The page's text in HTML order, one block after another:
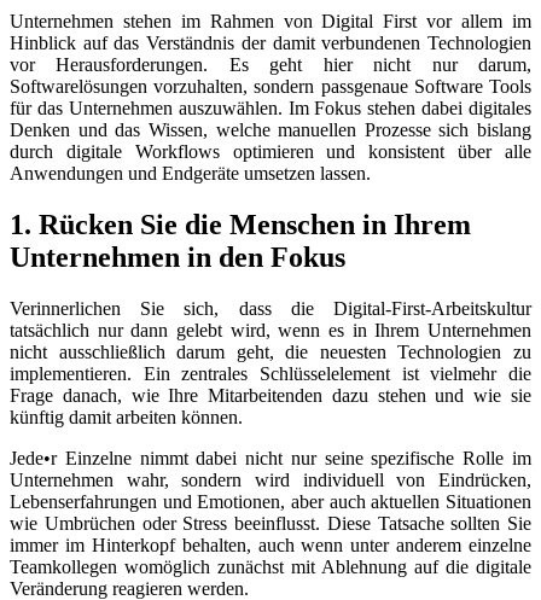
Unternehmen stehen im Rahmen von Digital First vor allem im
Hinblick auf das Verständnis der damit verbundenen Technologien
vor Herausforderungen. Es geht hier nicht nur darum,
Softwarelösungen vorzuhalten, sondern passgenaue Software Tools
für das Unternehmen auszuwählen. Im Fokus stehen dabei digitales
Denken und das Wissen, welche manuellen Prozesse sich bislang
durch digitale Workflows optimieren und konsistent über alle
Anwendungen und Endgeräte umsetzen lassen.
1. Rücken Sie die Menschen in Ihrem
Unternehmen in den Fokus
Verinnerlichen Sie sich, dass die Digital-First-Arbeitskultur
tatsächlich nur dann gelebt wird, wenn es in Ihrem Unternehmen
nicht ausschließlich darum geht, die neuesten Technologien zu
implementieren. Ein zentrales Schlüsselelement ist vielmehr die
Frage danach, wie Ihre Mitarbeitenden dazu stehen und wie sie
künftig damit arbeiten können.
Jede•r Einzelne nimmt dabei nicht nur seine spezifische Rolle im
Unternehmen wahr, sondern wird individuell von Eindrücken,
Lebenserfahrungen und Emotionen, aber auch aktuellen Situationen
wie Umbrüchen oder Stress beeinflusst. Diese Tatsache sollten Sie
immer im Hinterkopf behalten, auch wenn unter anderem einzelne
Teamkollegen womöglich zunächst mit Ablehnung auf die digitale
Veränderung reagieren werden.